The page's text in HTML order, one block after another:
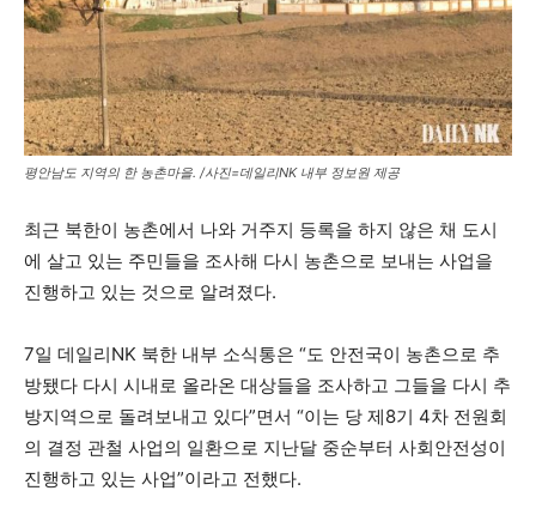
평안남도 지역의 한 농촌마을. /사진=데일리NK 내부 정보원 제공
최근 북한이 농촌에서 나와 거주지 등록을 하지 않은 채 도시
에 살고 있는 주민들을 조사해 다시 농촌으로 보내는 사업을
진행하고 있는 것으로 알려졌다.
7일 데일리NK 북한 내부 소식통은 “도 안전국이 농촌으로 추
방됐다 다시 시내로 올라온 대상들을 조사하고 그들을 다시 추
방지역으로 돌려보내고 있다”면서 “이는 당 제8기 4차 전원회
의 결정 관철 사업의 일환으로 지난달 중순부터 사회안전성이
진행하고 있는 사업”이라고 전했다.